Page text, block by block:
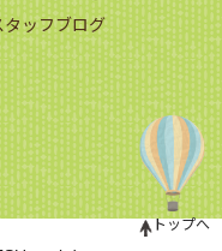
タッフブログ
トップへ